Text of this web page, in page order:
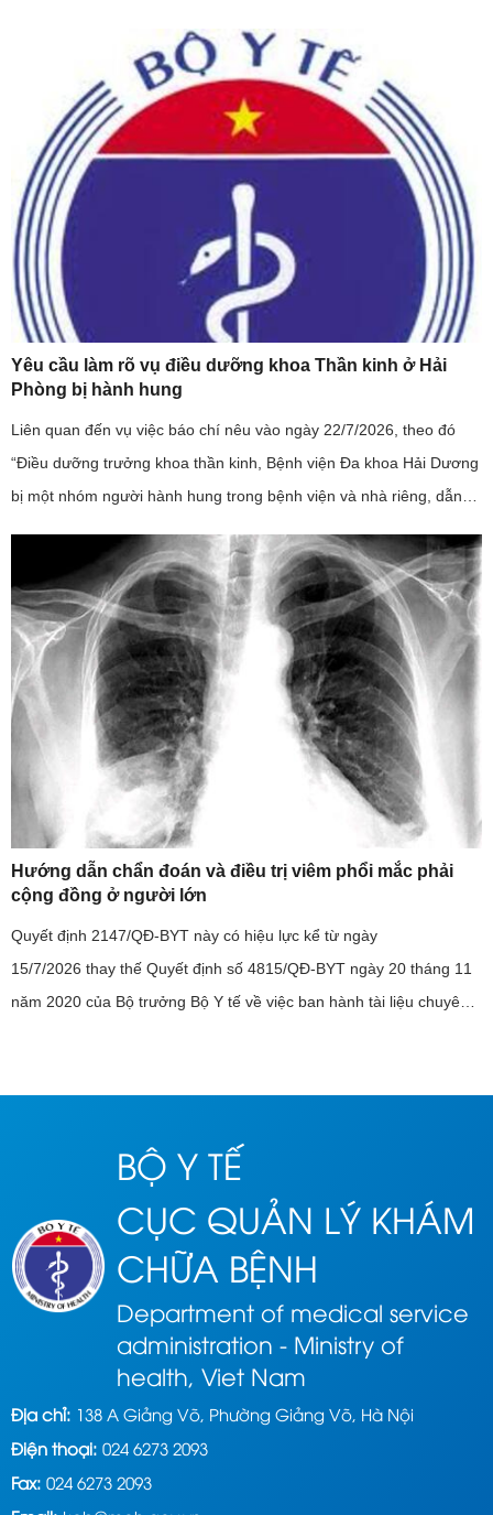
Yêu cầu làm rõ vụ điều dưỡng khoa Thần kinh ở Hải
Phòng bị hành hung
Liên quan đến vụ việc báo chí nêu vào ngày 22/7/2026, theo đó
“Điều dưỡng trưởng khoa thần kinh, Bệnh viện Đa khoa Hải Dương
bị một nhóm người hành hung trong bệnh viện và nhà riêng, dẫn
Hướng dẫn chẩn đoán và điều trị viêm phổi mắc phải
cộng đồng ở người lớn
Quyết định 2147/QĐ-BYT này có hiệu lực kể từ ngày
15/7/2026 thay thế Quyết định số 4815/QĐ-BYT ngày 20 tháng 11
năm 2020 của Bộ trưởng Bộ Y tế về việc ban hành tài liệu chuyên
BỘ Y TẾ
CỤC QUẢN LÝ KHÁM
CHỮA BỆNH
Department of medical service
administration - Ministry of
health, Viet Nam
Địa chỉ: 138 A Giảng Võ, Phường Giảng Võ, Hà Nội
Điện thoại: 024 6273 2093
Fax: 024 6273 2093